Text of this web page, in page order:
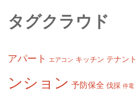
タグクラウド
アパート エアコン キッチン テナント
ンション 予防保全 伐採 停電